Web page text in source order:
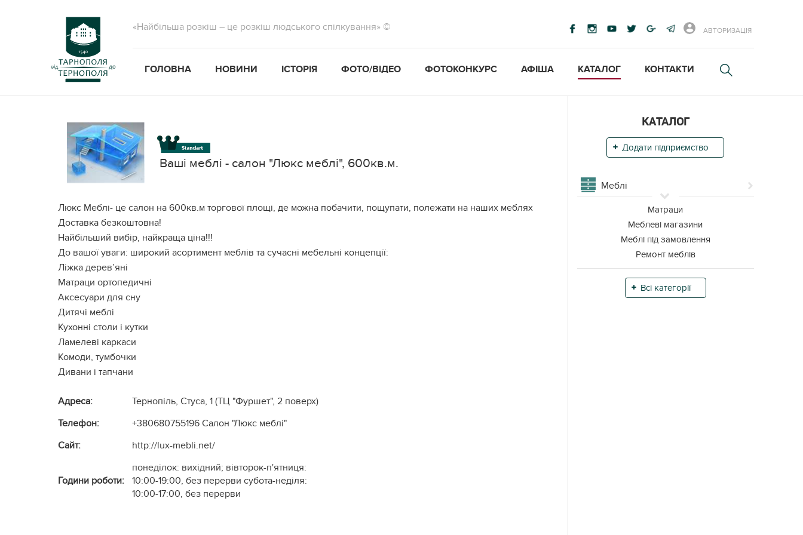
«Найбільша розкіш – це розкіш людського спілкування» © АВТОРИЗАЦІЯ
ГОЛОВНА НОВИНИ ІСТОРІЯ ФОТО/ВІДЕО ФОТОКОНКУРС АФІША КАТАЛОГ КОНТАКТИ
Ваші меблі - салон "Люкс меблі", 600кв.м.
Люкс Меблі- це салон на 600кв.м торгової площі, де можна побачити, пощупати, полежати на наших меблях
Доставка безкоштовна!
Найбільший вибір, найкраща ціна!!!
До вашої уваги: широкий асортимент меблів та сучасні мебельні концепції:
Ліжка дерев’яні
Матраци ортопедичні
Аксесуари для сну
Дитячі меблі
Кухонні столи і кутки
Ламелеві каркаси
Комоди, тумбочки
Дивани і тапчани
Адреса:
Тернопіль, Стуса, 1 (ТЦ "Фуршет", 2 поверх)
Телефон:
+380680755196 Салон "Люкс меблі"
Cайт:
http://lux-mebli.net/
Години роботи:
понеділок: вихідний; вівторок-п'ятниця:
10:00-19:00, без перерви субота-неділя:
10:00-17:00, без перерви
КАТАЛОГ
Додати підприємство
Меблі
Матраци
Меблеві магазини
Меблі під замовлення
Ремонт меблів
Всі категорії